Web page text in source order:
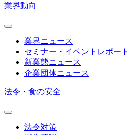
業界動向
業界ニュース
セミナー・イベントレポート
新業態ニュース
企業団体ニュース
法令・食の安全
法令対策